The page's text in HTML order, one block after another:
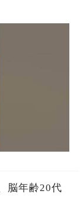
脳年齢20代